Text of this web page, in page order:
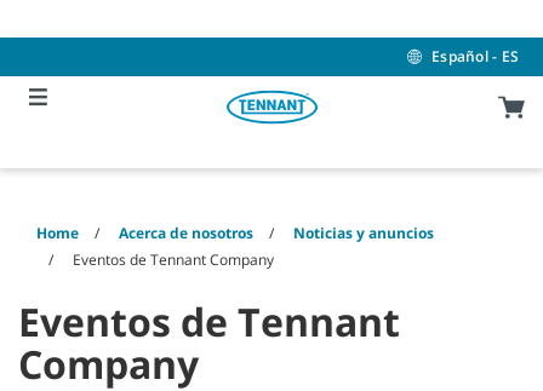
to
to
menu
Español - ES
Home Acerca de nosotros
Noticias y anuncios
Eventos de Tennant Company
Eventos de Tennant
Company